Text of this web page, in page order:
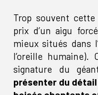
Trop souvent
prix d’un aigu
mieux situés dans
l’oreille humaine).
signature du
présenter du